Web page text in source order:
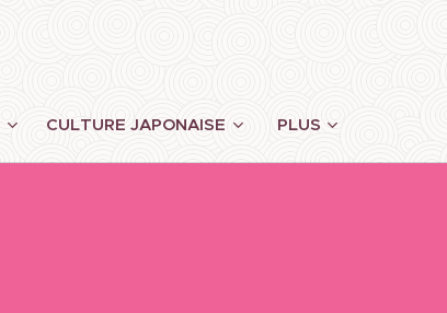
CULTURE JAPONAISE PLUS